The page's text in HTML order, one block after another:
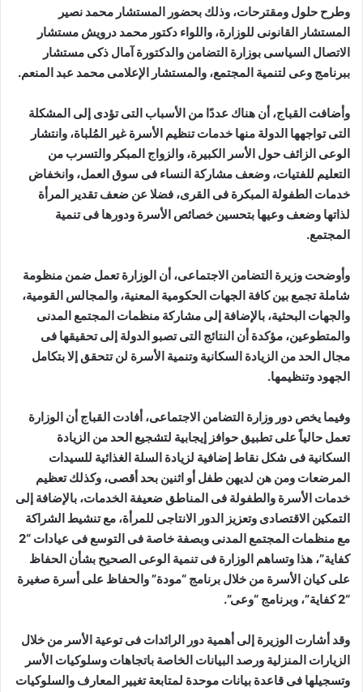
وطرح حلول ومقترحات، وذلك بحضور المستشار محمد نصير
المستشار القانونى للوزارة، واللواء دكتور محمد درويش مستشار
الاتصال السياسى بوزارة التضامن والدكتورة آمال ذكى مستشار
ببرنامج وعى لتنمية المجتمع، والمستشار الإعلامى محمد عبد المنعم.
وأضافت القباج، أن هناك عددًا من الأسباب التى تؤدى إلى المشكلة
التى تواجهها الدولة منها خدمات تنظيم الأسرة غير المُلباة، وانتشار
الوعى الزائف حول الأسر الكبيرة، والزواج المبكر والتسرب من
التعليم للفتيات، وضعف مشاركة النساء فى سوق العمل، وانخفاض
خدمات الطفولة المبكرة فى القرى، فضلا عن ضعف تقدير المرأة
لذاتها وضعف وعيها بتحسين خصائص الأسرة ودورها فى تنمية
المجتمع.
وأوضحت وزيرة التضامن الاجتماعى، أن الوزارة تعمل ضمن منظومة
شاملة تجمع بين كافة الجهات الحكومية المعنية، والمجالس القومية،
والجهات البحثية، بالإضافة إلى مشاركة منظمات المجتمع المدنى
والمتطوعين، مؤكدة أن النتائج التى تصبو الدولة إلى تحقيقها فى
مجال الحد من الزيادة السكانية وتنمية الأسرة لن تتحقق إلا بتكامل
الجهود وتنظيمها.
وفيما يخص دور وزارة التضامن الاجتماعى، أفادت القباج أن الوزارة
تعمل حالياً على تطبيق حوافز إيجابية لتشجيع الحد من الزيادة
السكانية فى شكل نقاط إضافية لزيادة السلة الغذائية للسيدات
المرضعات ومن هن لديهن طفل أو اثنين بحد أقصى، وكذلك تعظيم
خدمات الأسرة والطفولة فى المناطق ضعيفة الخدمات، بالإضافة إلى
التمكين الاقتصادى وتعزيز الدور الانتاجى للمرأة، مع تنشيط الشراكة
مع منظمات المجتمع المدنى وبصفة خاصة فى التوسع فى عيادات “2
كفاية”، هذا وتساهم الوزارة فى تنمية الوعى الصحيح بشأن الحفاظ
على كيان الأسرة من خلال برنامج “مودة” والحفاظ على أسرة صغيرة
“2 كفاية”، وبرنامج “وعى”.
وقد أشارت الوزيرة إلى أهمية دور الرائدات فى توعية الأسر من خلال
الزيارات المنزلية ورصد البيانات الخاصة باتجاهات وسلوكيات الأسر
وتسجيلها فى قاعدة بيانات موحدة لمتابعة تغيير المعارف والسلوكيات